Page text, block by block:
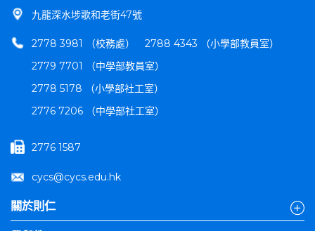
九龍深水埗歌和老街47號
2778 3981 （校務處）
2788 4343 （小學部教員室）
2779 7701 （中學部教員室）
2778 5178 （小學部社工室）
2776 7206 （中學部社工室）
2776 1587
cycs@cycs.edu.hk
關於則仁